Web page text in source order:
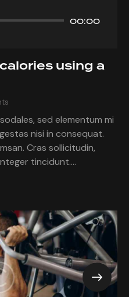
00:00
using a
sed elementum mi
nisi in consequat.
Cras sollicitudin,
tincidunt.…